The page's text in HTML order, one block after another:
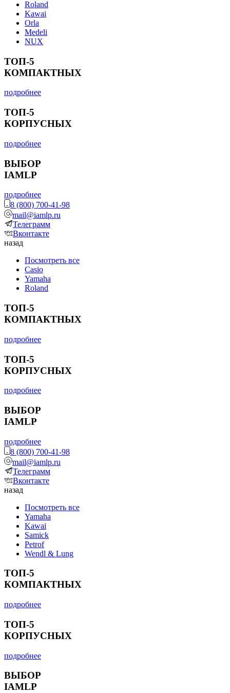
Roland
Kawai
Orla
Medeli
NUX
ТОП-5
КОМПАКТНЫХ
подробнее
ТОП-5
КОРПУСНЫХ
подробнее
ВЫБОР
IAMLP
подробнее
8 (800) 700-41-98
mail@iamlp.ru
Телеграмм
Вконтакте
назад
Посмотреть все
Casio
Yamaha
Roland
ТОП-5
КОМПАКТНЫХ
подробнее
ТОП-5
КОРПУСНЫХ
подробнее
ВЫБОР
IAMLP
подробнее
8 (800) 700-41-98
mail@iamlp.ru
Телеграмм
Вконтакте
назад
Посмотреть все
Yamaha
Kawai
Samick
Petrof
Wendl & Lung
ТОП-5
КОМПАКТНЫХ
подробнее
ТОП-5
КОРПУСНЫХ
подробнее
ВЫБОР
IAMLP